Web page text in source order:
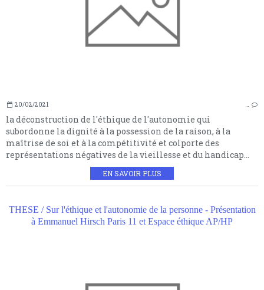
20/02/2021
la déconstruction de l'éthique de l'autonomie qui
subordonne la dignité à la possession de la raison, à la
maîtrise de soi et à la compétitivité et colporte des
représentations négatives de la vieillesse et du handicap...
EN SAVOIR PLUS
THESE / Sur l'éthique et l'autonomie de la personne - Présentation
à Emmanuel Hirsch Paris 11 et Espace éthique AP/HP